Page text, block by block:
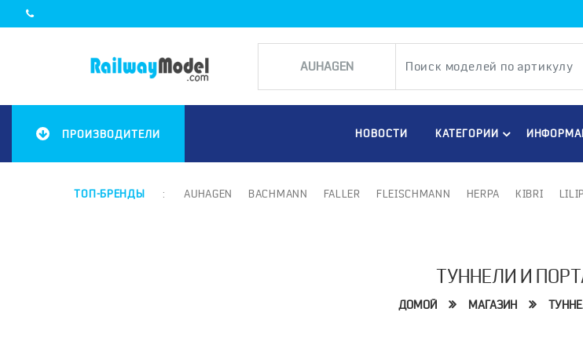
ПРОИЗВОДИТЕЛИ НОВОСТИ КАТЕГОРИИ
ТОП-БРЕНДЫ : AUHAGEN BACHMANN FALLER FLEISCHMANN HERPA KIBRI
ТУННЕЛИ И
ДОМОЙ МАГАЗИН